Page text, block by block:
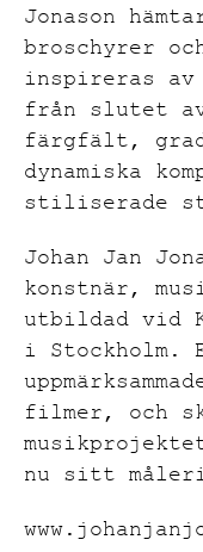
Jonason
broschyrer
inspireras
från slutet
färgfält,
dynamiska
stiliserade
Johan Jan
konstnär,
utbildad vid
i
filmer, och
nu sitt